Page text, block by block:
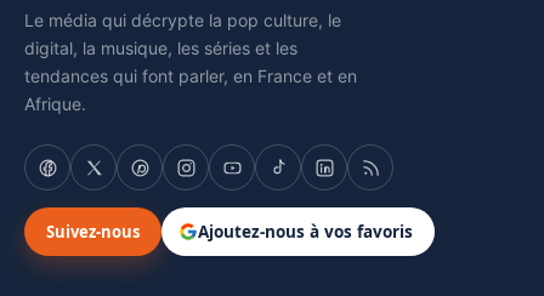
Le média qui décrypte la pop culture, le
digital, la musique, les séries et les
tendances qui font parler, en France et en
Afrique.
Suivez-nous Ajoutez-nous à vos favoris